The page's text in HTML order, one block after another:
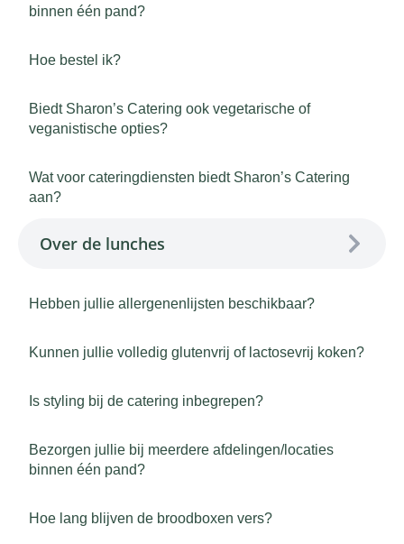
binnen één pand?
Hoe bestel ik?
Biedt Sharon’s Catering ook vegetarische of
veganistische opties?
Wat voor cateringdiensten biedt Sharon’s Catering
aan?
Over de lunches
Hebben jullie allergenenlijsten beschikbaar?
Kunnen jullie volledig glutenvrij of lactosevrij koken?
Is styling bij de catering inbegrepen?
Bezorgen jullie bij meerdere afdelingen/locaties
binnen één pand?
Hoe lang blijven de broodboxen vers?